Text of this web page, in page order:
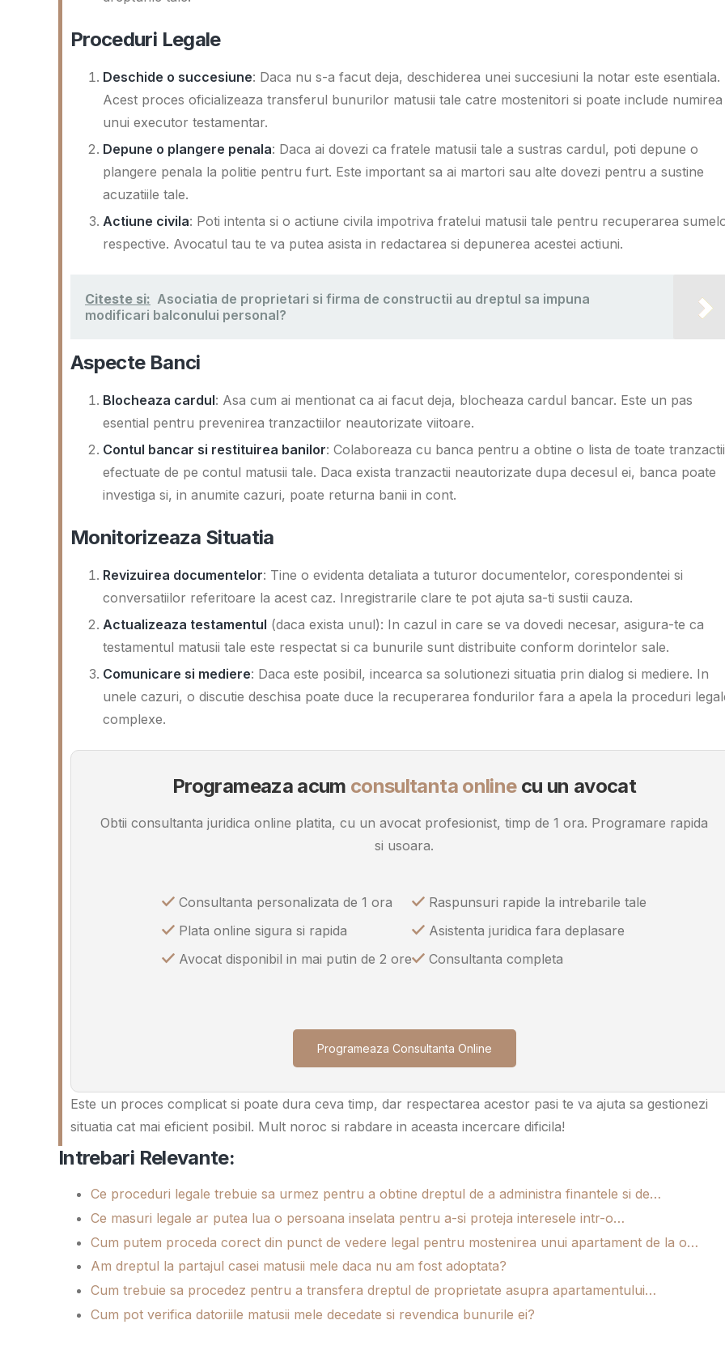
Proceduri Legale
Deschide o succesiune: Daca nu s-a facut deja, deschiderea unei succesiuni la notar este esentiala.
Acest proces oficializeaza transferul bunurilor matusii tale catre mostenitori si poate include numirea
unui executor testamentar.
Depune o plangere penala: Daca ai dovezi ca fratele matusii tale a sustras cardul, poti depune o
plangere penala la politie pentru furt. Este important sa ai martori sau alte dovezi pentru a sustine
acuzatiile tale.
Actiune civila: Poti intenta si o actiune civila impotriva fratelui matusii tale pentru recuperarea
respective. Avocatul tau te va putea asista in redactarea si depunerea acestei actiuni.
Citeste si: Asociatia de proprietari si firma de constructii au dreptul sa impuna
modificari balconului personal?
Aspecte Banci
Blocheaza cardul: Asa cum ai mentionat ca ai facut deja, blocheaza cardul bancar. Este un pas
esential pentru prevenirea tranzactiilor neautorizate viitoare.
Contul bancar si restituirea banilor: Colaboreaza cu banca pentru a obtine o lista de toate
efectuate de pe contul matusii tale. Daca exista tranzactii neautorizate dupa decesul ei, banca poate
investiga si, in anumite cazuri, poate returna banii in cont.
Monitorizeaza Situatia
Revizuirea documentelor: Tine o evidenta detaliata a tuturor documentelor, corespondentei si
conversatiilor referitoare la acest caz. Inregistrarile clare te pot ajuta sa-ti sustii cauza.
Actualizeaza testamentul (daca exista unul): In cazul in care se va dovedi necesar, asigura-te ca
testamentul matusii tale este respectat si ca bunurile sunt distribuite conform dorintelor sale.
Comunicare si mediere: Daca este posibil, incearca sa solutionezi situatia prin dialog si mediere. In
unele cazuri, o discutie deschisa poate duce la recuperarea fondurilor fara a apela la proceduri
complexe.
Programeaza acum consultanta onlinecu un avocat
Obtii consultanta juridica online platita, cu un avocat profesionist, timp de 1 ora. Programare rapida
si usoara.
Consultanta personalizata de 1 ora
Plata online sigura si rapida
Avocat disponibil in mai putin de 2 ore
Raspunsuri rapide la intrebarile tale
Asistenta juridica fara deplasare
Consultanta completa
Programeaza Consultanta Online
Este un proces complicat si poate dura ceva timp, dar respectarea acestor pasi te va ajuta sa gestionezi
situatia cat mai eficient posibil. Mult noroc si rabdare in aceasta incercare dificila!
Intrebari Relevante:
Ce proceduri legale trebuie sa urmez pentru a obtine dreptul de a administra finantele si de…
Ce masuri legale ar putea lua o persoana inselata pentru a-si proteja interesele intr-o…
Cum putem proceda corect din punct de vedere legal pentru mostenirea unui apartament de la o…
Am dreptul la partajul casei matusii mele daca nu am fost adoptata?
Cum trebuie sa procedez pentru a transfera dreptul de proprietate asupra apartamentului…
Cum pot verifica datoriile matusii mele decedate si revendica bunurile ei?